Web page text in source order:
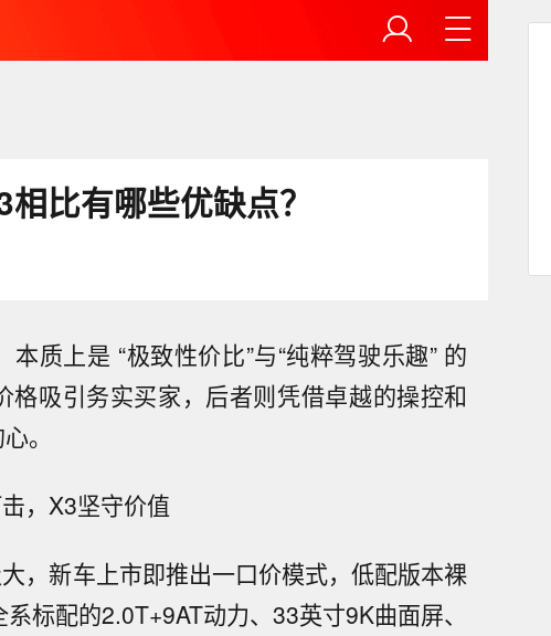
比有哪些优缺点？
质上是 “极致性价比”与“纯粹驾驶乐趣” 的
格吸引务实买家，后者则凭借卓越的操控和
。
，X3坚守价值
，新车上市即推出一口价模式，低配版本裸
标配的2.0T+9AT动力、33英寸9K曲面屏、